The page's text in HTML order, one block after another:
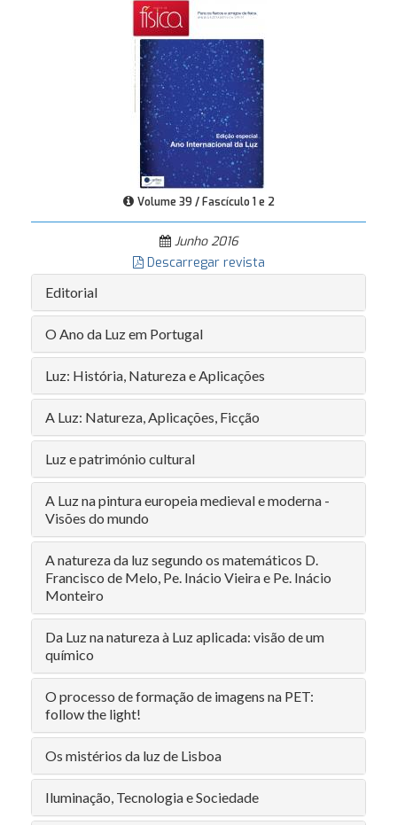
Volume 39 / Fascículo 1 e 2
Junho 2016
Descarregar revista
Editorial
O Ano da Luz em Portugal
Luz: História, Natureza e Aplicações
A Luz: Natureza, Aplicações, Ficção
Luz e património cultural
A Luz na pintura europeia medieval e moderna -
Visões do mundo
A natureza da luz segundo os matemáticos D.
Francisco de Melo, Pe. Inácio Vieira e Pe. Inácio
Monteiro
Da Luz na natureza à Luz aplicada: visão de um
químico
O processo de formação de imagens na PET:
follow the light!
Os mistérios da luz de Lisboa
Iluminação, Tecnologia e Sociedade